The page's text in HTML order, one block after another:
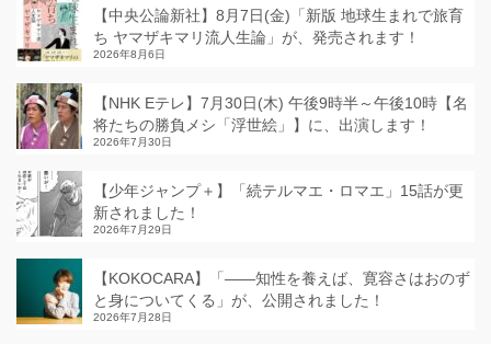
【中央公論新社】8月7日(金)「新版 地球生まれで旅育
ち ヤマザキマリ流人生論」が、発売されます！
2026年8月6日
【NHK Eテレ】7月30日(木) 午後9時半～午後10時【名
将たちの勝負メシ「浮世絵」】に、出演します！
2026年7月30日
【少年ジャンプ＋】「続テルマエ・ロマエ」15話が更
新されました！
2026年7月29日
【KOKOCARA】「——知性を養えば、寛容さはおのず
と身についてくる」が、公開されました！
2026年7月28日